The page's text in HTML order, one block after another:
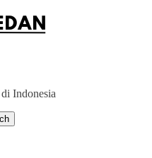
Indonesia